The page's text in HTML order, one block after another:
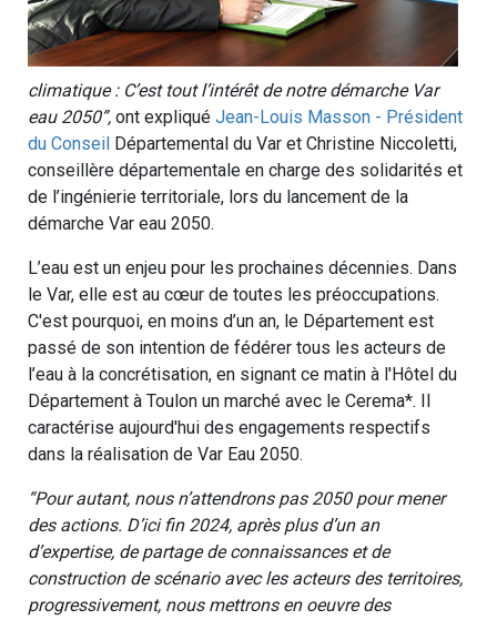
climatique : C’est tout l’intérêt de notre démarche Var
eau 2050”, ont expliqué Jean-Louis Masson - Président
du Conseil Départemental du Var et Christine Niccoletti,
conseillère départementale en charge des solidarités et
de l’ingénierie territoriale, lors du lancement de la
démarche Var eau 2050.
L’eau est un enjeu pour les prochaines décennies. Dans
le Var, elle est au cœur de toutes les préoccupations.
C'est pourquoi, en moins d’un an, le Département est
passé de son intention de fédérer tous les acteurs de
l’eau à la concrétisation, en signant ce matin à l'Hôtel du
Département à Toulon un marché avec le Cerema*. Il
caractérise aujourd'hui des engagements respectifs
dans la réalisation de Var Eau 2050.
“Pour autant, nous n’attendrons pas 2050 pour mener
des actions. D’ici fin 2024, après plus d’un an
d’expertise, de partage de connaissances et de
construction de scénario avec les acteurs des territoires,
progressivement, nous mettrons en oeuvre des